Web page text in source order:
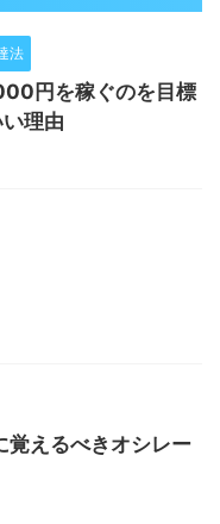
法
円を稼ぐのを目標
理由
覚えるべきオシレー